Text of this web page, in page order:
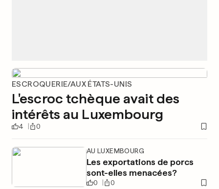
ESCROQUERIE/AUX ÉTATS-UNIS
L'escroc tchèque avait des
intérêts au Luxembourg
4 0
AU LUXEMBOURG
Les exportations de porcs
sont-elles menacées?
0 0